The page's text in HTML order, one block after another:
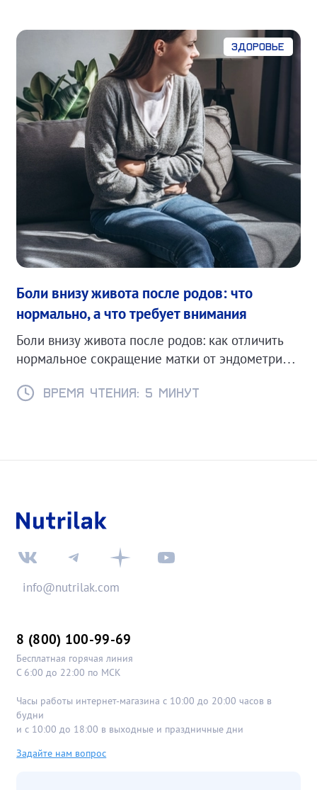
Здоровье
Боли внизу живота после родов: что
нормально, а что требует внимания
Боли внизу живота после родов: как отличить
нормальное сокращение матки от эндометрита
Время чтения: 5 минут
info@nutrilak.com
8 (800) 100-99-69
Бесплатная горячая линия
С 6:00 до 22:00 по МСК
Часы работы интернет-магазина с 10:00 до 20:00 часов в
будни
и с 10:00 до 18:00 в выходные и праздничные дни
Задайте нам вопрос